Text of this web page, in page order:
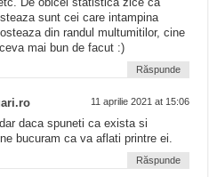
sunt cei care intampina
din randul multumitilor, cine
mai bun de facut :)
Răspunde
11 aprilie 2021 at 15:06
daca spuneti ca exista si
bucuram ca va aflati printre ei.
Răspunde